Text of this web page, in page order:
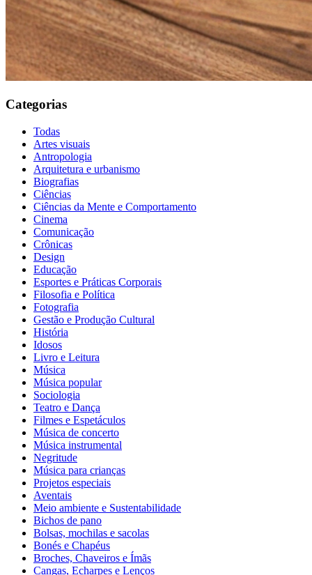
Categorias
Todas
Artes visuais
Antropologia
Arquitetura e urbanismo
Biografias
Ciências
Ciências da Mente e Comportamento
Cinema
Comunicação
Crônicas
Design
Educação
Esportes e Práticas Corporais
Filosofia e Política
Fotografia
Gestão e Produção Cultural
História
Idosos
Livro e Leitura
Música
Música popular
Sociologia
Teatro e Dança
Filmes e Espetáculos
Música de concerto
Música instrumental
Negritude
Música para crianças
Projetos especiais
Aventais
Meio ambiente e Sustentabilidade
Bichos de pano
Bolsas, mochilas e sacolas
Bonés e Chapéus
Broches, Chaveiros e Ímãs
Cangas, Echarpes e Lenços